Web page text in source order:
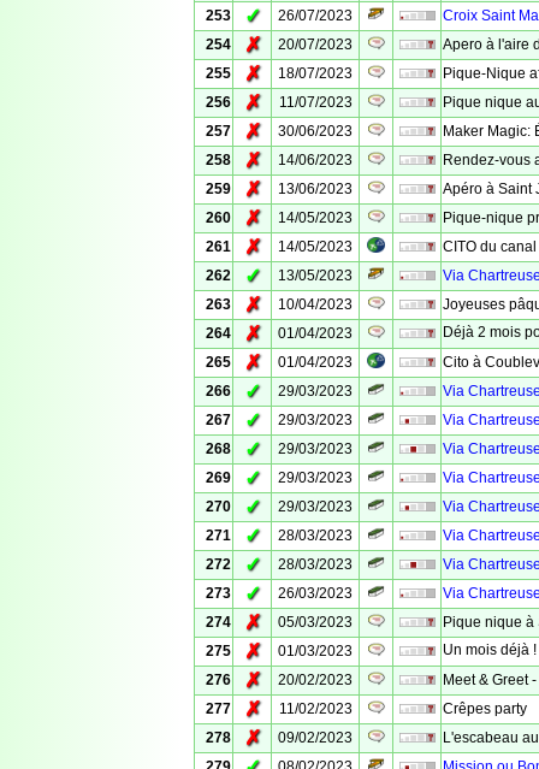
253
✓ 26/07/2023
Croix Saint
254
✗ 20/07/2023
Apero à l'aire
255
✗ 18/07/2023
Pique-Nique
256
✗ 11/07/2023
Pique nique
257
✗ 30/06/2023
Maker Magic:
258
✗ 14/06/2023
Rendez-vous
259
✗ 13/06/2023
Apéro à Saint
260
✗ 14/05/2023
Pique-nique
261
✗ 14/05/2023
CITO du
262
✓ 13/05/2023
Via
263
✗ 10/04/2023
Joyeuses
264
✗ 01/04/2023
Déjà 2 mois
265
✗ 01/04/2023
Cito à
266
✓ 29/03/2023
Via
267
✓ 29/03/2023
Via
268
✓ 29/03/2023
Via
269
✓ 29/03/2023
Via
270
✓ 29/03/2023
Via
271
✓ 28/03/2023
Via
272
✓ 28/03/2023
Via
273
✓ 26/03/2023
Via
274
✗ 05/03/2023
Pique nique à
275
✗ 01/03/2023
Un mois déjà
276
✗ 20/02/2023
Meet & Greet
277
✗ 11/02/2023
Crêpes party
278
✗ 09/02/2023
L'escabeau